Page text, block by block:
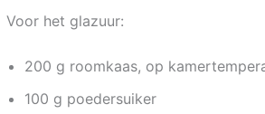
Voor het glazuur:
200 g roomkaas, op
100 g poedersuiker